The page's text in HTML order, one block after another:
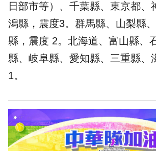
日部市等）、千葉縣、東京都、
潟縣，震度3。群馬縣、山梨縣
縣，震度 2。北海道、富山縣、
縣、岐阜縣、愛知縣、三重縣、
1。